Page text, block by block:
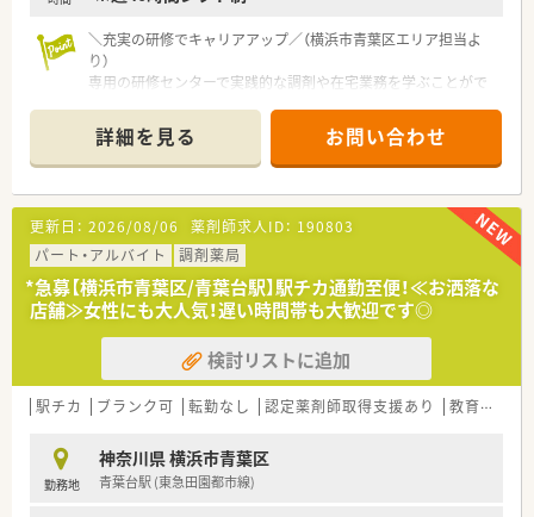
＼充実の研修でキャリアアップ／（横浜市青葉区エリア担当よ
り）
専用の研修センターで実践的な調剤や在宅業務を学ぶことがで
です。
＊------------------------------------------＊
【店舗情報と応需状況について】
■青葉台駅からバスで10分ほどの閑静な住宅街に位置する調剤
併設型のきれいな店舗です。
■近隣クリニックから内科や呼吸器科や小児科の処方箋を1日
90から100枚ほど応需しています。
■処方箋応需に加えて居宅や施設への在宅業務にも対応してお
り幅広い対応力が求められます。
【法人特徴について】
■関東や東海の住宅街を中心として700以上の店舗を広く展開
する安定した経営基盤を持っています。
を誇る調剤併設型の企業です。
■充実した社内教育や福利厚生制度を整えており社員が長く安
心して働ける環境を提供しています。
詳細を見る お問い合わせ
更新日： 2026/08/06 薬剤師求人ID： 190803
パート・アルバイト
調剤薬局
*急募【横浜市青葉区/青葉台駅】駅チカ通勤至便！≪お洒落な
店舗≫女性にも大人気！遅い時間帯も大歓迎です◎
検討リストに追加
駅チカ ブランク可 転勤なし 認定薬剤師取得支援あり 教育制度あり
勤務地
神奈川県 横浜市青葉区
青葉台駅 (東急田園都市線)